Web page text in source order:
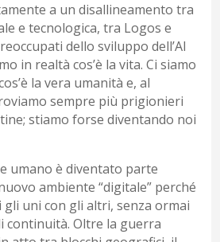
a un disallineamento tra
e tecnologica, tra Logos e
dello sviluppo dell’AI
in realtà cos’è la vita. Ci siamo
la vera umanità e, al
sempre più prigionieri
stiamo forse diventando noi
umano è diventato parte
ambiente “digitale” perché
gli uni con gli altri, senza ormai
continuità. Oltre la guerra